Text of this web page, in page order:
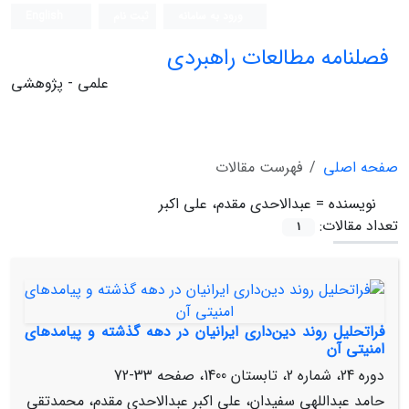
فصلنامه مطالعات راهبردی
علمی - پژوهشی
صفحه اصلی
فهرست مقالات
نویسنده = عبدالاحدی مقدم، علی اکبر
تعداد مقالات:
1
فراتحلیل روند دین‌داری ایرانیان در دهه گذشته و پیامدهای
امنیتی آن
دوره 24، شماره 2، تابستان 1400، صفحه
33-72
حامد عبداللهی سفیدان، علی اکبر عبدالاحدی مقدم، محمدتقی